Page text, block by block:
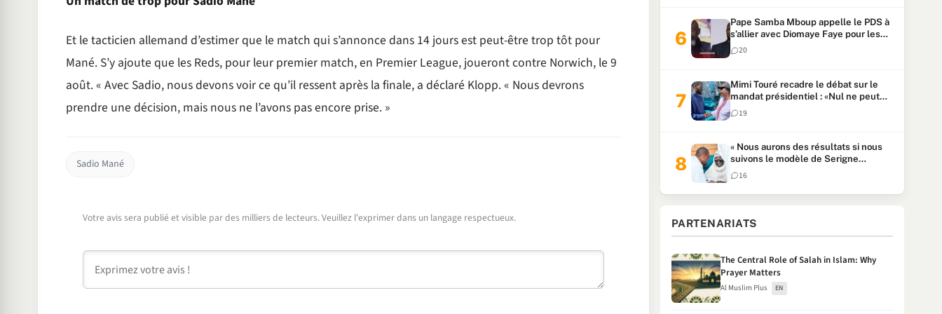
Et le tacticien allemand d’estimer que le match qui s’annonce dans 14 jours est peut-être trop tôt pour
Mané. S’y ajoute que les Reds, pour leur premier match, en Premier League, joueront contre Norwich, le 9
août. « Avec Sadio, nous devons voir ce qu’il ressent après la finale, a déclaré Klopp. « Nous devrons
prendre une décision, mais nous ne l’avons pas encore prise. »
Sadio Mané
Votre avis sera publié et visible par des milliers de lecteurs. Veuillez l'exprimer dans un langage respectueux.
Pape Samba Mboup appelle le PDS à
s’allier avec Diomaye Faye pour les
locales et tacle Sonko
20
Mimi Touré recadre le débat sur le
mandat présidentiel : «Nul ne peut
faire plus de deux mandats
consécutifs de 5 ans»
19
« Nous aurons des résultats si nous
suivons le modèle de Serigne
Touba » : Ousmane Sonko au Khalife
Serigne Mountakha
16
PARTENARIATS
The Central Role of Salah in Islam: Why
Prayer Matters
Al Muslim Plus EN